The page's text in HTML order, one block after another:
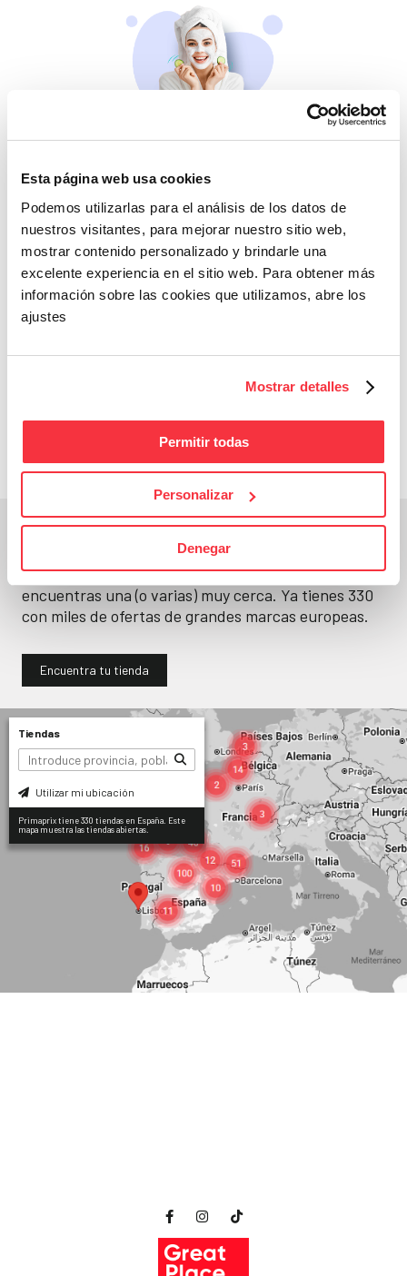
Esta página web usa cookies
Podemos utilizarlas para el análisis de los datos de
nuestros visitantes, para mejorar nuestro sitio web,
mostrar contenido personalizado y brindarle una
excelente experiencia en el sitio web. Para obtener más
información sobre las cookies que utilizamos, abre los
ajustes
Mostrar detalles
Permitir todas
Personalizar
Denegar
Si no te mimas tú…
llévatelos
En un segundo, la encuentras.
No paramos de abrirtiendas. Seguro que
encuentras una (o varias) muy cerca. Ya tienes 330
con miles de ofertas de grandes marcas europeas.
Encuentra tu tienda
Tiendas
Utilizar mi ubicación
Primaprix tiene 330 tiendas en España. Este
mapa muestra las tiendas abiertas.